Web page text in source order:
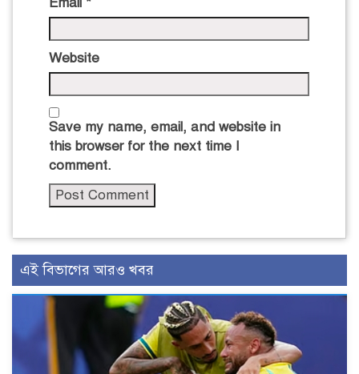
Website
Save my name, email, and website in
this browser for the next time I
comment.
এই বিভাগের আরও খবর